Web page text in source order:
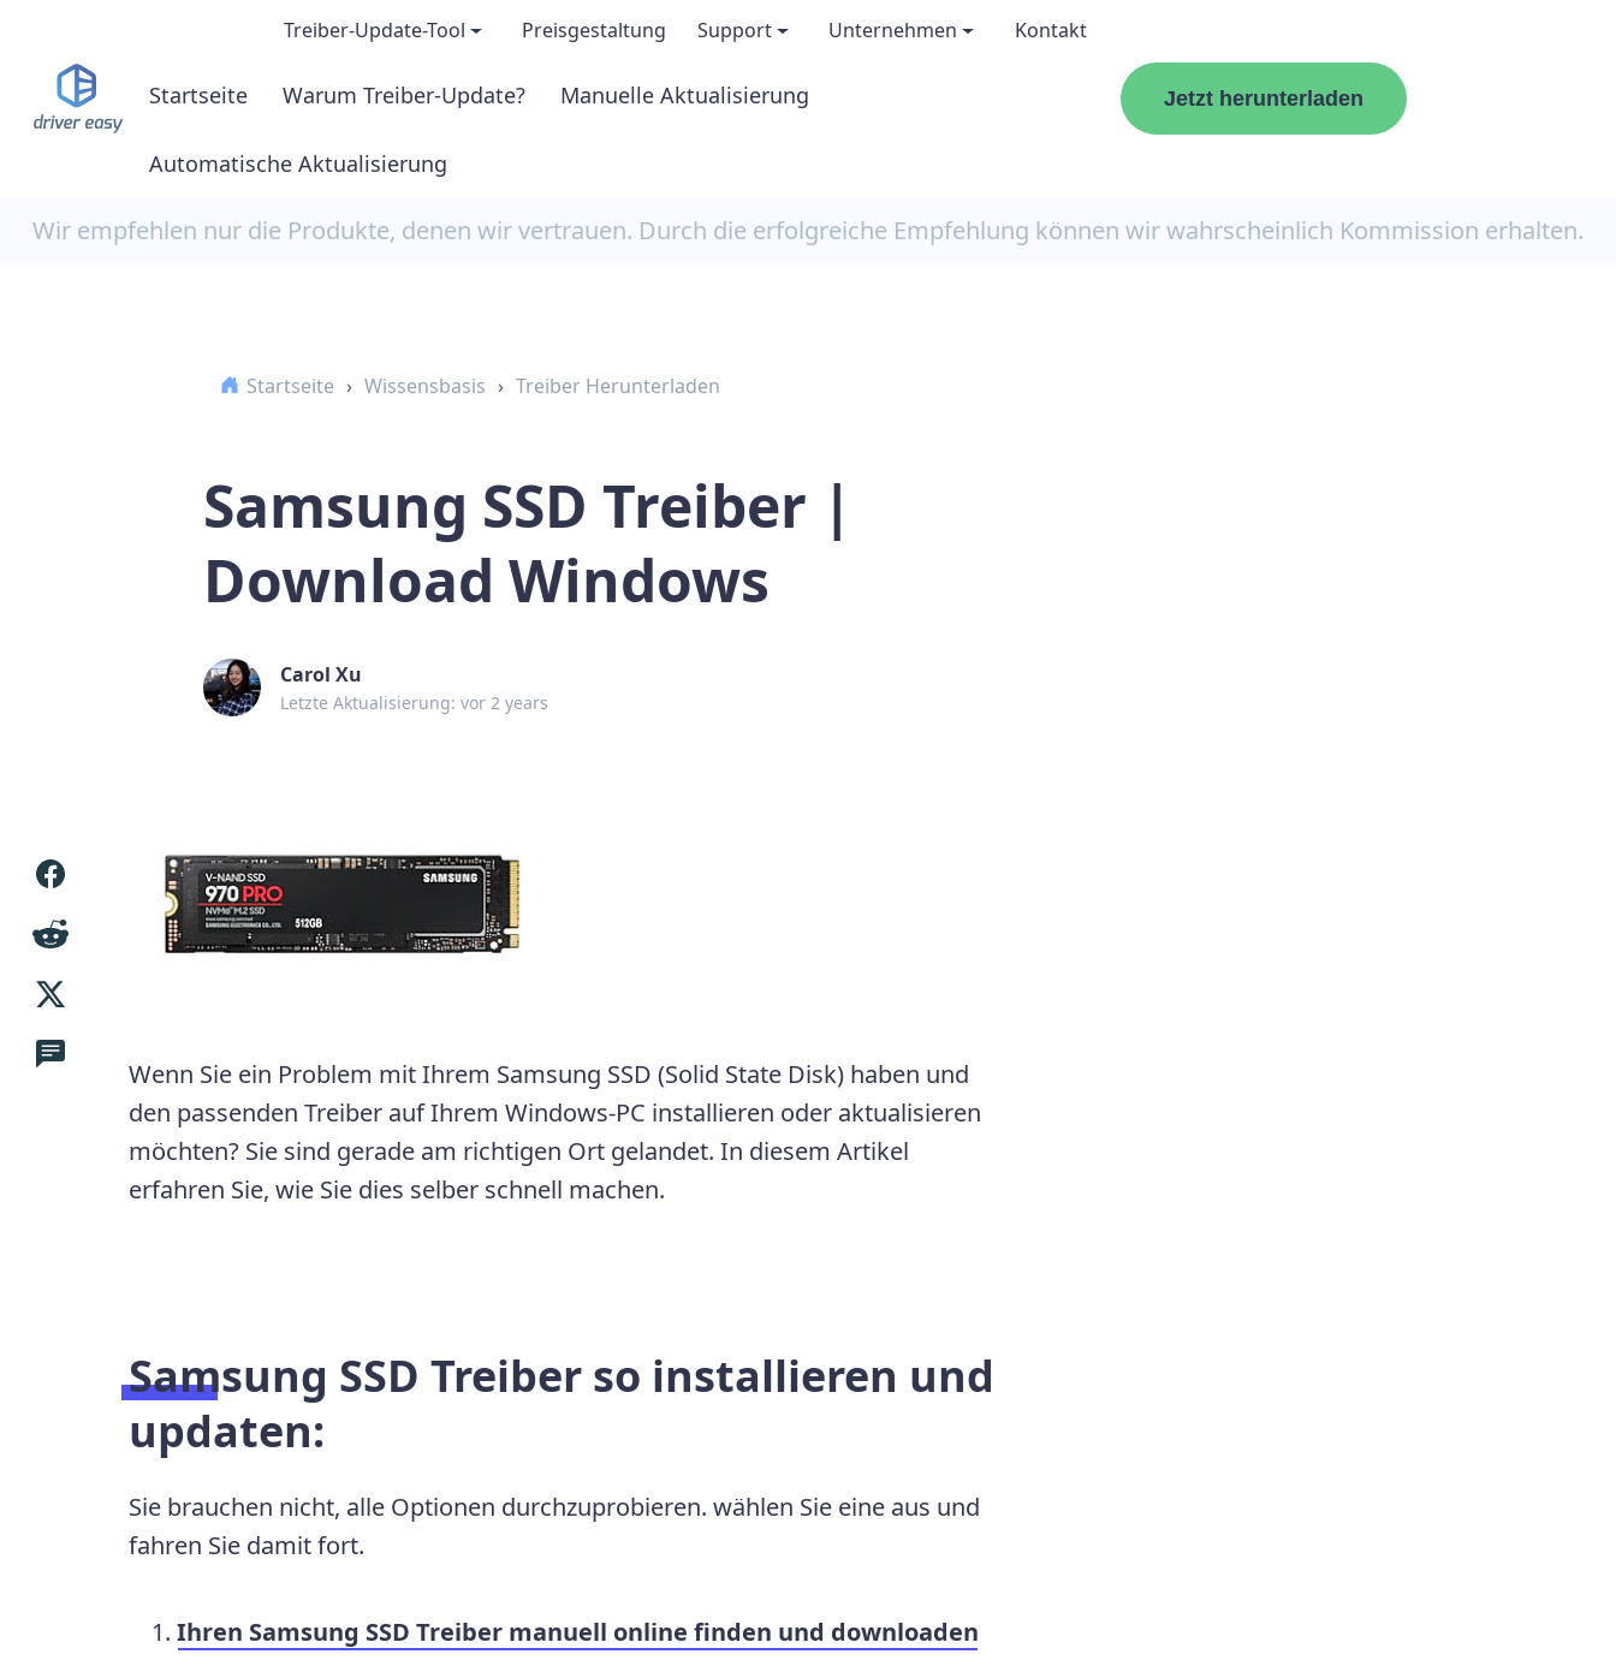
Treiber-Update-Tool
Demo & Features
GRATIS-Version downloaden
PRO-Version kaufen
Preisgestaltung Support
Windows-Wissensbasis
Unternehmen
Presse
Kontakt
Startseite Warum Treiber-Update? Manuelle Aktualisierung
Automatische Aktualisierung
Jetzt herunterladen
Wir empfehlen nur die Produkte, denen wir vertrauen. Durch die erfolgreiche Empfehlung können wir wahrscheinlich Kommission erhalten.
Startseite › Wissensbasis › Treiber Herunterladen
Samsung SSD Treiber |
Download Windows
Carol Xu
Letzte Aktualisierung: vor 2 years
Wenn Sie ein Problem mit Ihrem Samsung SSD (Solid State Disk) haben und
den passenden Treiber auf Ihrem Windows-PC installieren oder aktualisieren
möchten? Sie sind gerade am richtigen Ort gelandet. In diesem Artikel
erfahren Sie, wie Sie dies selber schnell machen.
Samsung SSD Treiber so installieren und
updaten:
Sie brauchen nicht, alle Optionen durchzuprobieren. wählen Sie eine aus und
fahren Sie damit fort.
Ihren Samsung SSD Treiber manuell online finden und downloaden